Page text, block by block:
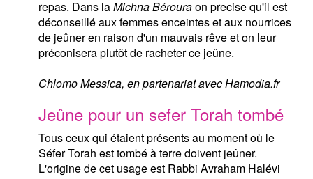
repas. Dans laMichna Bérouraon precise qu'il est
déconseillé aux femmes enceintes et aux nourrices
de jeûner en raison d'un mauvais rêve et on leur
préconisera plutôt de racheter ce jeûne.
Chlomo Messica, en partenariat avec Hamodia.fr
Jeûne pour un sefer Torah tombé
Tous ceux qui étaient présents au moment où le
Séfer Torah est tombé à terre doivent jeûner.
L'origine de cet usage est Rabbi Avraham Halévi